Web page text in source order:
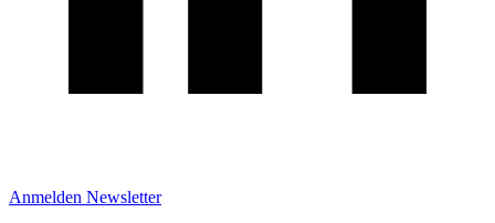
Anmelden Newsletter